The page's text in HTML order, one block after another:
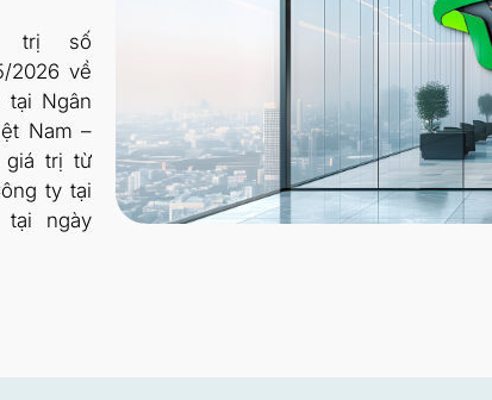
trị số
2026 về
tại Ngân
Nam –
giá trị từ
ty tại
ngày